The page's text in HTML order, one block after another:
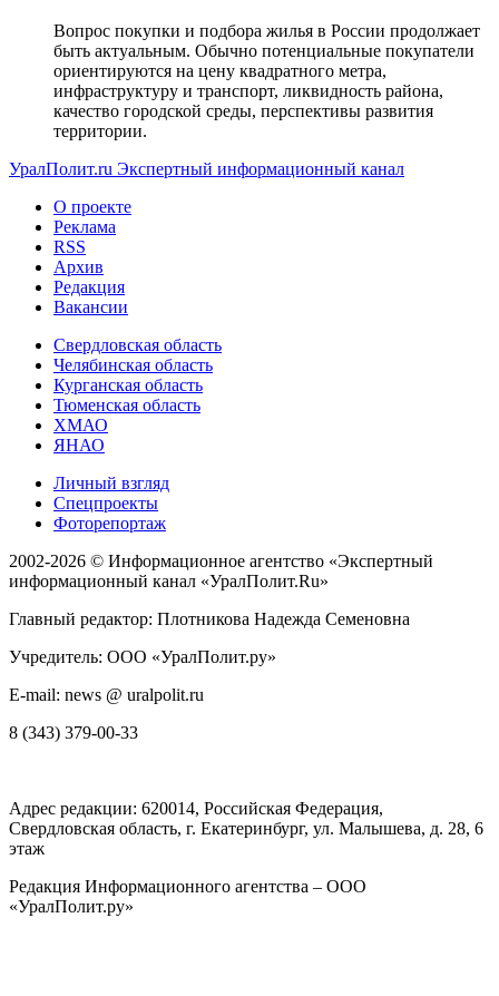
Вопрос покупки и подбора жилья в России продолжает
быть актуальным. Обычно потенциальные покупатели
ориентируются на цену квадратного метра,
инфраструктуру и транспорт, ликвидность района,
качество городской среды, перспективы развития
территории.
УралПолит.ru Экспертный информационный канал
О проекте
Реклама
RSS
Архив
Редакция
Вакансии
Свердловская область
Челябинская область
Курганская область
Тюменская область
ХМАО
ЯНАО
Личный взгляд
Спецпроекты
Фоторепортаж
2002-2026 © Информационное агентство «Экспертный
информационный канал «УралПолит.Ru»
Главный редактор: Плотникова Надежда Семеновна
Учредитель: ООО «УралПолит.ру»
E-mail: news @ uralpolit.ru
8 (343) 379-00-33
Адрес редакции: 620014, Российская Федерация,
Свердловская область, г. Екатеринбург, ул. Малышева, д. 28, 6
этаж
Редакция Информационного агентства – ООО
«УралПолит.ру»